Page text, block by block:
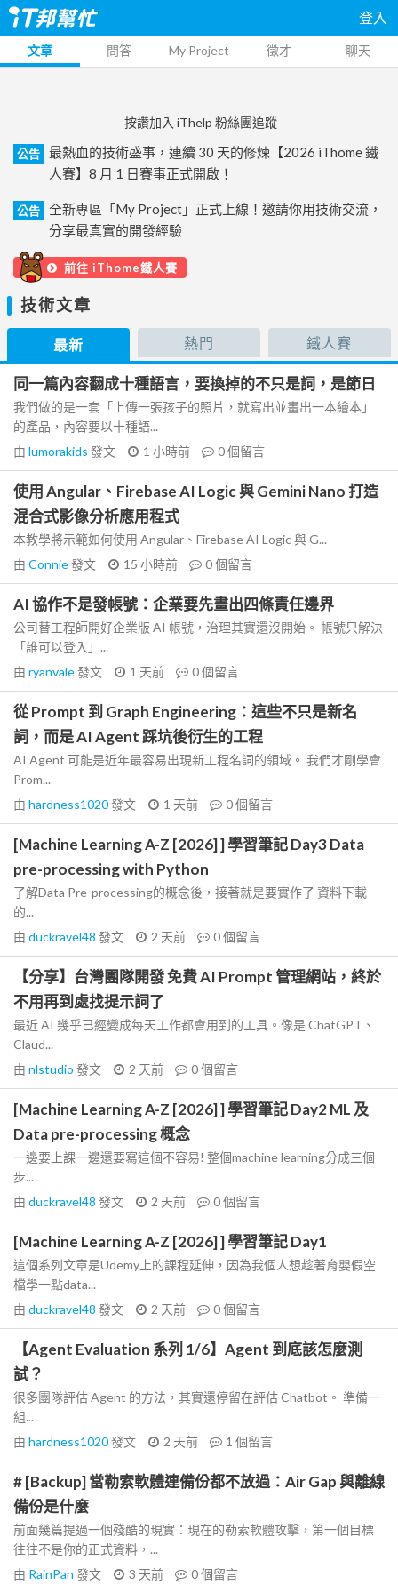
登入
文章 問答 My Project 徵才 聊天
按讚加入 iThelp 粉絲團追蹤
公告
最熱血的技術盛事，連續 30 天的修煉【2026 iThome 鐵
人賽】8 月 1 日賽事正式開啟！
公告
全新專區「My Project」正式上線！邀請你用技術交流，
分享最真實的開發經驗
前往 iThome鐵人賽
技術文章
最新 熱門 鐵人賽
同一篇內容翻成十種語言，要換掉的不只是詞，是節日
我們做的是一套「上傳一張孩子的照片，就寫出並畫出一本繪本」
的產品，內容要以十種語...
由 lumorakids 發文 1 小時前 0個留言
使用 Angular、Firebase AI Logic 與 Gemini Nano 打造
混合式影像分析應用程式
本教學將示範如何使用 Angular、Firebase AI Logic 與 G...
由 Connie發文 15 小時前 0個留言
AI 協作不是發帳號：企業要先畫出四條責任邊界
公司替工程師開好企業版 AI 帳號，治理其實還沒開始。 帳號只解決
「誰可以登入」...
由 ryanvale發文 1 天前 0個留言
從 Prompt 到 Graph Engineering：這些不只是新名
詞，而是 AI Agent 踩坑後衍生的工程
AI Agent 可能是近年最容易出現新工程名詞的領域。 我們才剛學會
Prom...
由 hardness1020發文 1 天前 0個留言
[Machine Learning A-Z [2026] ] 學習筆記 Day3 Data
pre-processing with Python
了解Data Pre-processing的概念後，接著就是要實作了 資料下載
的...
由 duckravel48 發文 2 天前 0個留言
【分享】台灣團隊開發 免費 AI Prompt 管理網站，終於
不用再到處找提示詞了
最近 AI 幾乎已經變成每天工作都會用到的工具。像是 ChatGPT、
Claud...
由 nlstudio 發文 2 天前 0個留言
[Machine Learning A-Z [2026] ] 學習筆記 Day2 ML 及
Data pre-processing 概念
一邊要上課一邊還要寫這個不容易! 整個machine learning分成三個
步...
由 duckravel48 發文 2 天前 0個留言
[Machine Learning A-Z [2026] ] 學習筆記 Day1
這個系列文章是Udemy上的課程延伸，因為我個人想趁著育嬰假空
檔學一點data...
由 duckravel48 發文 2 天前 0個留言
【Agent Evaluation 系列 1/6】Agent 到底該怎麼測
試？
很多團隊評估 Agent 的方法，其實還停留在評估 Chatbot。 準備一
組...
由 hardness1020發文 2 天前 1 個留言
# [Backup] 當勒索軟體連備份都不放過：Air Gap 與離線
備份是什麼
前面幾篇提過一個殘酷的現實：現在的勒索軟體攻擊，第一個目標
往往不是你的正式資料，...
由 RainPan 發文 3 天前 0個留言